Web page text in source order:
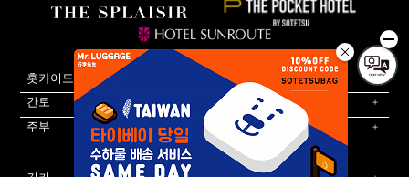
홋카이도・도호쿠
간토
주부